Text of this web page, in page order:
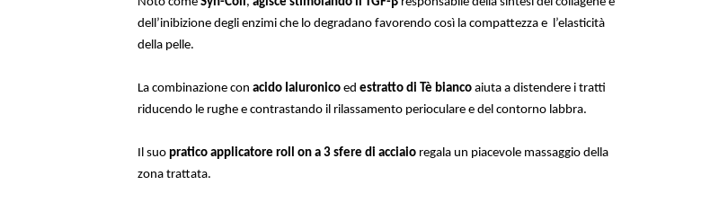
dell’inibizione degli enzimi che lo degradano favorendo così la compattezza e l’elasticità
della pelle.
La combinazione con acido Ialuronico ed estratto di Tè bianco aiuta a distendere i tratti
riducendo le rughe e contrastando il rilassamento perioculare e del contorno labbra.
Il suo pratico applicatore roll on a 3 sfere di acciaio regala un piacevole massaggio della
zona trattata.